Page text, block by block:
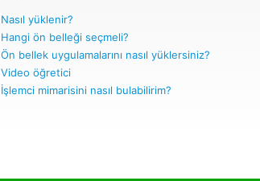
Nasıl yüklenir?
Hangi ön belleği seçmeli?
Ön bellek uygulamalarını nasıl yüklersiniz?
Video öğretici
İşlemci mimarisini nasıl bulabilirim?